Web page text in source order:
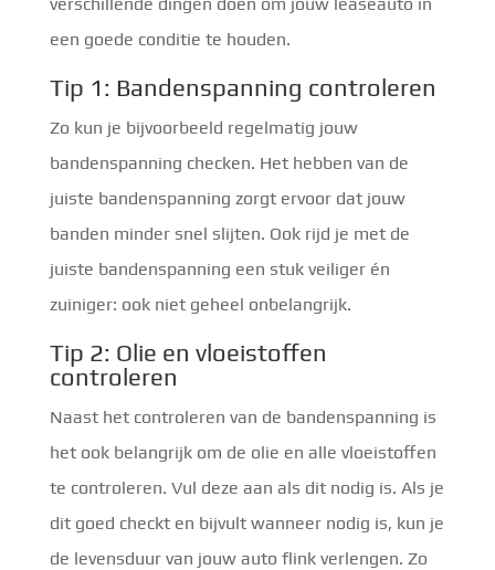
een goede conditie te houden.
Tip 1: Bandenspanning controleren
Zo kun je bijvoorbeeld regelmatig jouw
bandenspanning checken. Het hebben van de
juiste bandenspanning zorgt ervoor dat jouw
banden minder snel slijten. Ook rijd je met de
juiste bandenspanning een stuk veiliger én
zuiniger: ook niet geheel onbelangrijk.
Tip 2: Olie en vloeistoffen
controleren
Naast het controleren van de bandenspanning is
het ook belangrijk om de olie en alle vloeistoffen
te controleren. Vul deze aan als dit nodig is. Als je
dit goed checkt en bijvult wanneer nodig is, kun je
de levensduur van jouw auto flink verlengen. Zo